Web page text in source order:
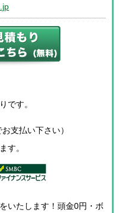
です。
支払い下さい）
す。
いたします！頭金0円・ボ